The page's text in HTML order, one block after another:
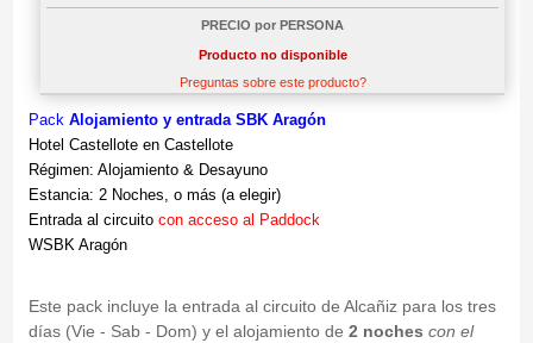
PRECIO por PERSONA
Producto no disponible
Preguntas sobre este producto?
Pack Alojamiento y entrada SBK Aragón
Hotel Castellote en Castellote
Régimen: Alojamiento & Desayuno
Estancia: 2 Noches, o más (a elegir)
Entrada al circuito con acceso al Paddock
WSBK Aragón
Este pack incluye la entrada al circuito de Alcañiz para los tres
días (Vie - Sab - Dom) y el alojamiento de 2 noches con el